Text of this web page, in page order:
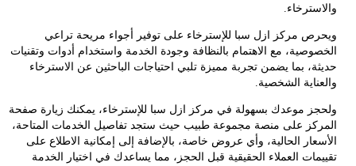
مركز ازل سبا للإسترخاء على توفير أجواء مريحة تراعي
مع الاهتمام بالنظافة وجودة الخدمة واستخدام أدوات وتقنيات
بما يضمن تجربة مميزة تلبي احتياجات الباحثين عن الاسترخاء
الشخصية.
موعدك بسهولة في مركز ازل سبا للإسترخاء، يمكنك زيارة صفحة
على منصة مجموعة طبيب حيث ستجد تفاصيل الخدمات المتاحة،
الحالية، وأي عروض خاصة، بالإضافة إلى إمكانية الاطلاع على
العملاء الحقيقية قبل الحجز، مما يساعدك في اختيار الخدمة